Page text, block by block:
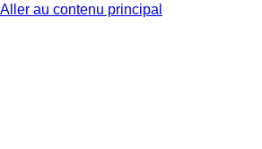
Aller au contenu principal